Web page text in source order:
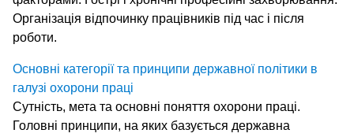
Організація відпочинку працівників під час і після
роботи.
Основні категорії та принципи державної політики в
галузі охорони праці
Сутність, мета та основні поняття охорони праці.
Головні принципи, на яких базується державна